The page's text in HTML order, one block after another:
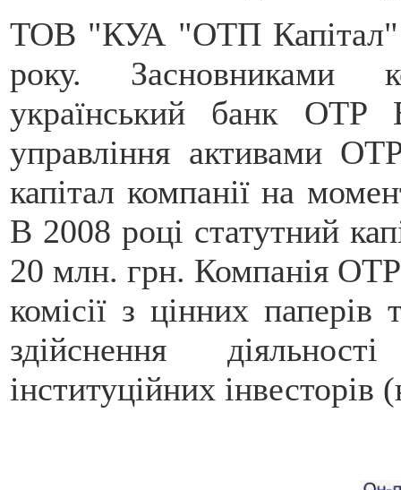
ТОВ "КУА "ОТП Капітал"
року. Засновниками
український банк OTP
управління активами
капітал компанії на
В 2008 році статутний
20 млн. грн. Компанія
комісії з цінних
здійснення
інституційних